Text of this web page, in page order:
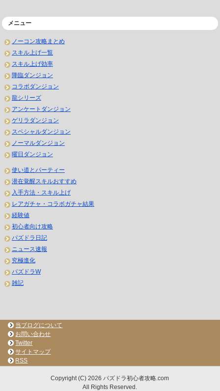
メニュー
ノーコン攻略まとめ
スキル上げ一覧
スキル上げ効率
降臨ダンジョン
コラボダンジョン
龍シリーズ
アンケートダンジョン
ゲリラダンジョン
スペシャルダンジョン
ノーマルダンジョン
曜日ダンジョン
使い道とパーティー
潜在覚醒スキルおすすめ
入手方法・スキル上げ
レアガチャ・コラボガチャ結果
経験値
初心者向け攻略
パズドラ日記
ニュース速報
究極進化
パズドラW
雑記
当ブログについて
お問い合わせ
Twitter
サイトマップ
RSS
Copyright (C) 2026 パズドラ初心者攻略.com
All Rights Reserved.